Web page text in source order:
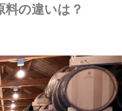
の違いは？